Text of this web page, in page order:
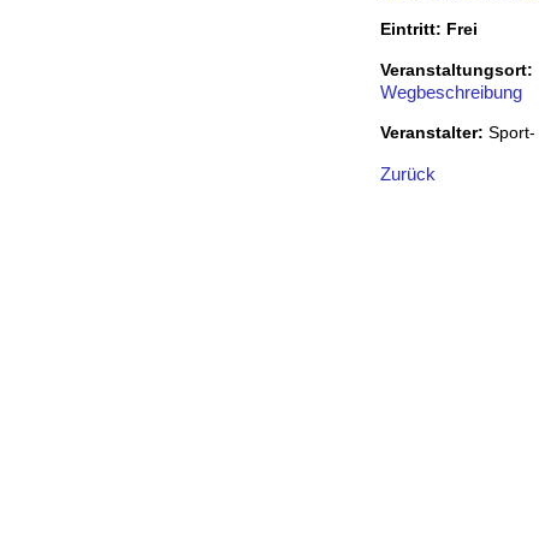
Eintritt: Frei
Veranstaltungsort:
Wegbeschreibung
Veranstalter: Sport-
Zurück